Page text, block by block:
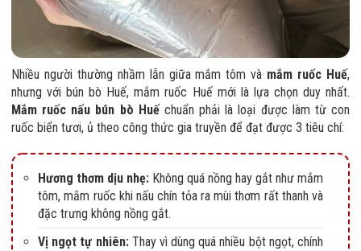
Nhiều người thường nhầm lẫn giữa mắm tôm và mắm ruốc Huế,
nhưng với bún bò Huế, mắm ruốc Huế mới là lựa chọn duy nhất.
Mắm ruốc nấu bún bò Huếchuẩn phải là loại được làm từ con
ruốc biển tươi, ủ theo công thức gia truyền để đạt được 3 tiêu chí:
Hương thơm dịu nhẹ: Không quá nồng hay gắt như mắm
tôm, mắm ruốc khi nấu chín tỏa ra mùi thơm rất thanh và
đặc trưng không nồng gắt.
Vị ngọt tự nhiên:Thay vì dùng quá nhiều bột ngọt, chính